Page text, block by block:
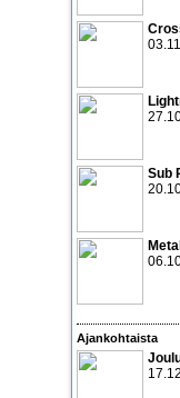
Sub
Ajankohtaista